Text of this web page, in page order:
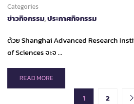
MODERN
AGRICULTURAL
TECHNOLOGY
Categories
ข่าวกิจกรรม,ประกาศกิจกรรม
ด้วย Shanghai Advanced Research
of Sciences จะจ …
READ
MORE
READ MORE
1 2